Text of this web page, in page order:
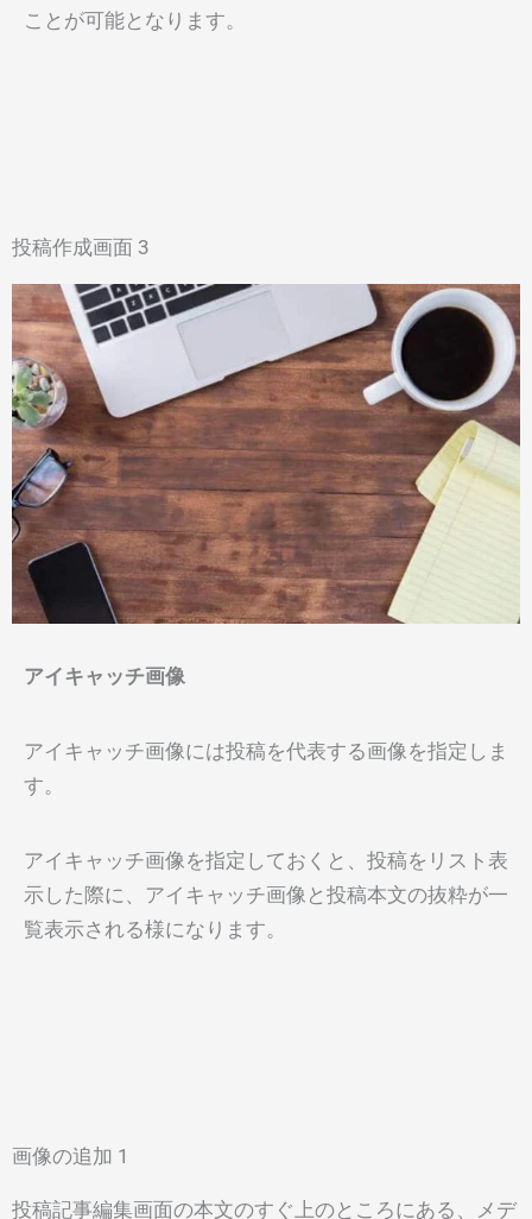
ことが可能となります。
投稿作成画面 3
アイキャッチ画像
アイキャッチ画像には投稿を代表する画像を指定しま
す。
アイキャッチ画像を指定しておくと、投稿をリスト表
示した際に、アイキャッチ画像と投稿本文の抜粋が一
覧表示される様になります。
画像の追加 1
投稿記事編集画面の本文のすぐ上のところにある、メデ